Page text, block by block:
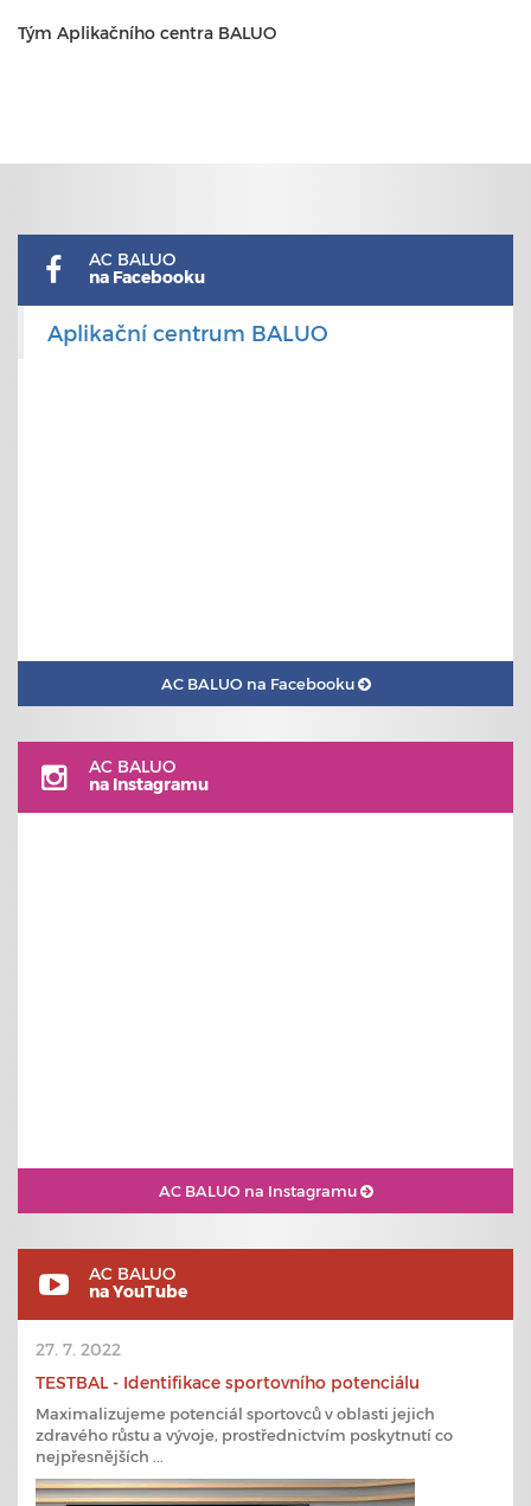
Tým Aplikačního centra BALUO
AC BALUO
na Facebooku
Aplikační centrum BALUO
AC BALUO na Facebooku
AC BALUO
na Instagramu
AC BALUO na Instagramu
AC BALUO
na YouTube
27. 7. 2022
TESTBAL - Identifikace sportovního potenciálu
Maximalizujeme potenciál sportovců v oblasti jejich
zdravého růstu a vývoje, prostřednictvím poskytnutí co
nejpřesnějších ...